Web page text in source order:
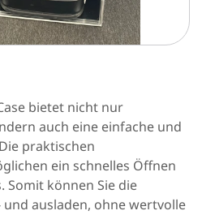
bietet nicht nur
auch eine einfache und
praktischen
ein schnelles Öffnen
Somit können Sie die
ausladen, ohne wertvolle